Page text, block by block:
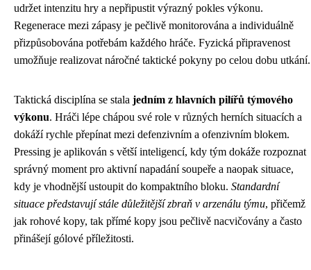
udržet intenzitu hry a nepřipustit výrazný pokles výkonu.
Regenerace mezi zápasy je pečlivě monitorována a individuálně
přizpůsobována potřebám každého hráče. Fyzická připravenost
umožňuje realizovat náročné taktické pokyny po celou dobu utkání.
Taktická disciplína se stala jedním z hlavních pilířů týmového
výkonu. Hráči lépe chápou své role v různých herních situacích a
dokáží rychle přepínat mezi defenzivním a ofenzivním blokem.
Pressing je aplikován s větší inteligencí, kdy tým dokáže rozpoznat
správný moment pro aktivní napadání soupeře a naopak situace,
kdy je vhodnější ustoupit do kompaktního bloku. Standardní
situace představují stále důležitější zbraň v arzenálu týmu, přičemž
jak rohové kopy, tak přímé kopy jsou pečlivě nacvičovány a často
přinášejí gólové příležitosti.